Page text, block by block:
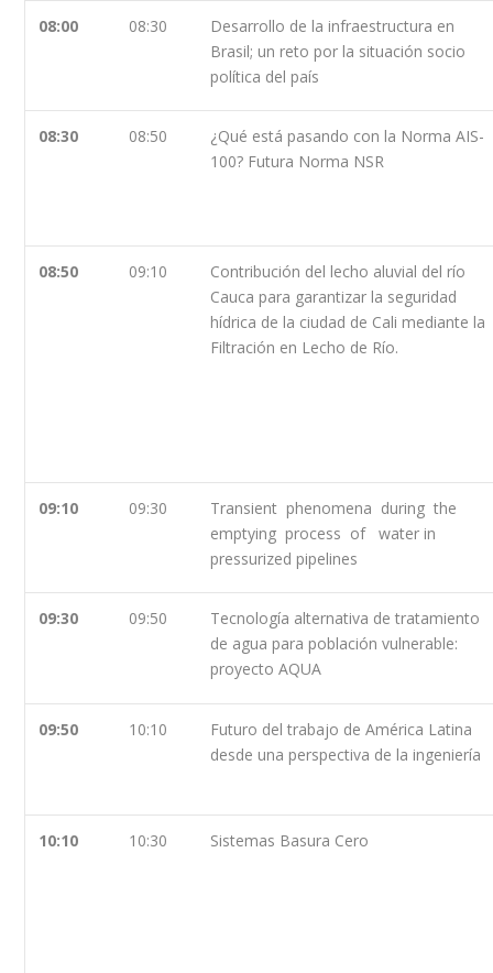
08:00 08:30
Desarrollo de la infraestructura en
Brasil; un reto por la situación socio
política del país
08:30 08:50
¿Qué está pasando con la Norma AIS-
100? Futura Norma NSR
08:50 09:10
Contribución del lecho aluvial del río
Cauca para garantizar la seguridad
hídrica de la ciudad de Cali mediante la
Filtración en Lecho de Río.
09:10 09:30
Transient phenomena during the
emptying process of water in
pressurized pipelines
09:30 09:50
Tecnología alternativa de tratamiento
de agua para población vulnerable:
proyecto AQUA
09:50 10:10
Futuro del trabajo de América Latina
desde una perspectiva de la ingeniería
10:10 10:30 Sistemas Basura Cero